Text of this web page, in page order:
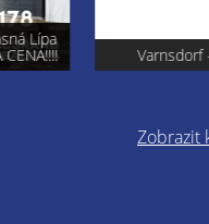
Lípa
Varnsdorf -
Zobrazit